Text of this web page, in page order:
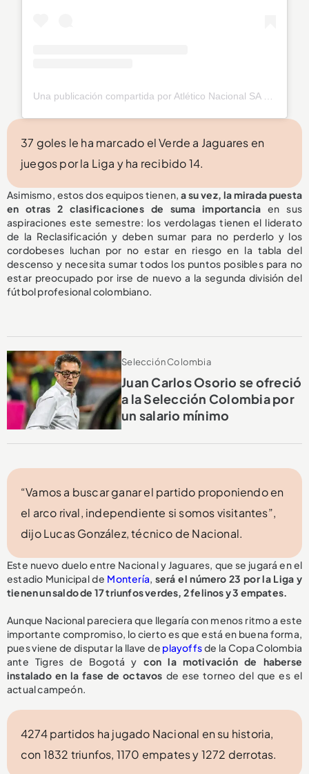
37 goles le ha marcado el Verde a Jaguares en
juegos por la Liga y ha recibido 14.
Asimismo, estos dos equipos tienen, a su vez, la mirada puesta
en otras 2 clasificaciones de suma importancia en sus
aspiraciones este semestre: los verdolagas tienen el liderato
de la Reclasificación y deben sumar para no perderlo y los
cordobeses luchan por no estar en riesgo en la tabla del
descenso y necesita sumar todos los puntos posibles para no
estar preocupado por irse de nuevo a la segunda división del
fútbol profesional colombiano.
Selección Colombia
Juan Carlos Osorio se ofreció
a la Selección Colombia por
un salario mínimo
“Vamos a buscar ganar el partido proponiendo en
el arco rival, independiente si somos visitantes”,
dijo Lucas González, técnico de Nacional.
Este nuevo duelo entre Nacional y Jaguares, que se jugará en el
estadio Municipal de Montería, será el número 23 por la Liga y
tienen un saldo de 17 triunfos verdes, 2 felinos y 3 empates.
Aunque Nacional pareciera que llegaría con menos ritmo a este
importante compromiso, lo cierto es que está en buena forma,
pues viene de disputar la llave de playoffsde la Copa Colombia
ante Tigres de Bogotá y con la motivación de haberse
instalado en la fase de octavos de ese torneo del que es el
actual campeón.
4274 partidos ha jugado Nacional en su historia,
con 1832 triunfos, 1170 empates y 1272 derrotas.